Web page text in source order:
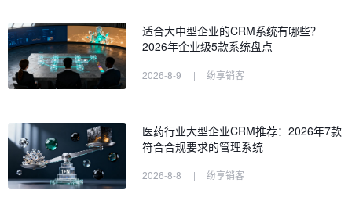
适合大中型企业的CRM系统有哪些？
2026年企业级5款系统盘点
2026-8-9 | 纷享销客
医药行业大型企业CRM推荐：2026年7款
符合合规要求的管理系统
2026-8-8 | 纷享销客